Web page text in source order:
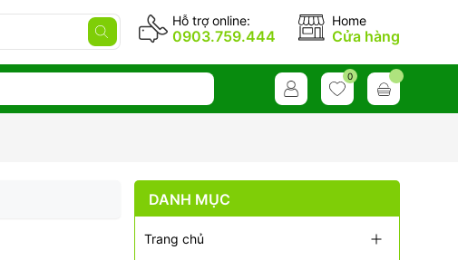
Hỗ trợ online:
0903.759.444
Home
Cửa hàng
0
DANH MỤC
Trang chủ